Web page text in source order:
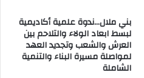
بني ملال…ندوة علمية أكاديمية
لبسط ابعاد الولاء والتلاحم بين
العرش والشعب وتجديد العهد
لمواصلة مسيرة البناء والتنمية
الشاملة